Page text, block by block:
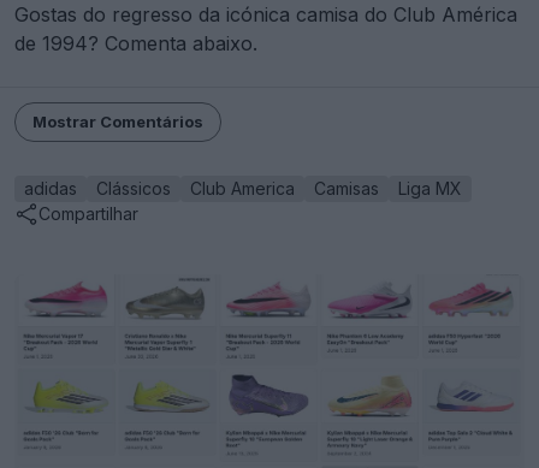
Gostas do regresso da icónica camisa do Club América
de 1994? Comenta abaixo.
Mostrar Comentários
adidas Clássicos Club America Camisas
Liga MX
Compartilhar